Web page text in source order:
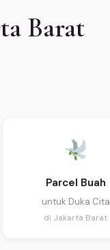
Barat
Parcel Buah
untuk Duka Cita
di Jakarta Barat